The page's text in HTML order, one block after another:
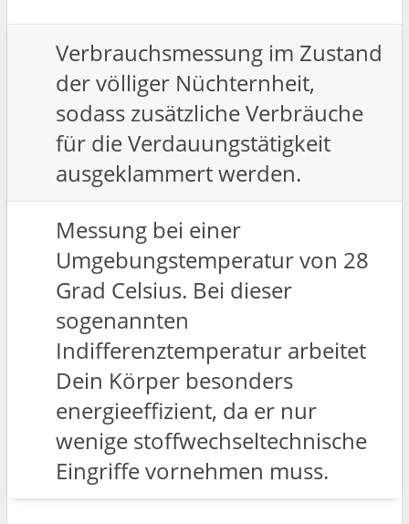
Verbrauchsmessung im Zustand
der völliger Nüchternheit,
sodass zusätzliche Verbräuche
für die Verdauungstätigkeit
ausgeklammert werden.
Messung bei einer
Umgebungstemperatur von 28
Grad Celsius. Bei dieser
sogenannten
Indifferenztemperatur arbeitet
Dein Körper besonders
energieeffizient, da er nur
wenige stoffwechseltechnische
Eingriffe vornehmen muss.